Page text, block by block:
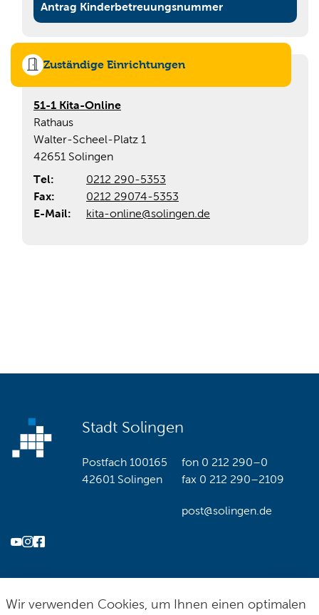
Bedarfsmeldung für einen Kindertagesstättenplatz
in Kita-Online
Antrag Kinderbetreuungsnummer
Zuständige Einrichtungen
51-1 Kita-Online
Rathaus
Walter-Scheel-Platz 1
42651 Solingen
Tel:
0212 290-5353
Fax:
0212 29074-5353
E-Mail:
kita-online@solingen.de
Stadt Solingen
Postfach 100165
42601 Solingen
fon 0 212 290–0
fax 0 212 290–2109
post@solingen.de
Wir verwenden Cookies, um Ihnen einen optimalen